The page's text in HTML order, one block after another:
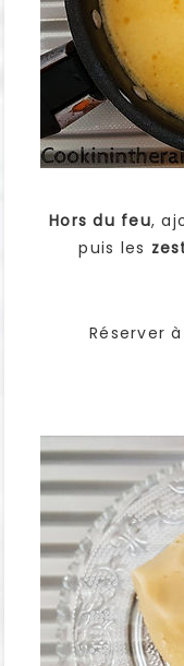
Hors du feu,
puis les
Réserver